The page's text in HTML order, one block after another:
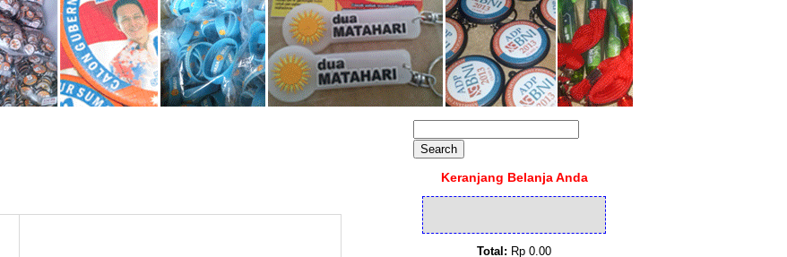
Keranjang Belanja Anda
Total: Rp 0.00